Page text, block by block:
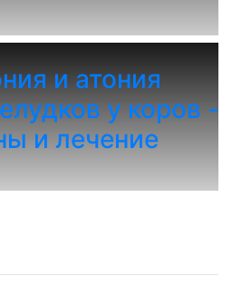
и атония
у коров -
и лечение